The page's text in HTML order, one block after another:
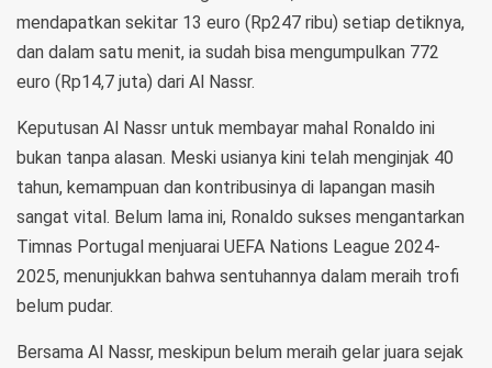
mendapatkan sekitar 13 euro (Rp247 ribu) setiap detiknya,
dan dalam satu menit, ia sudah bisa mengumpulkan 772
euro (Rp14,7 juta) dari Al Nassr.
Keputusan Al Nassr untuk membayar mahal Ronaldo ini
bukan tanpa alasan. Meski usianya kini telah menginjak 40
tahun, kemampuan dan kontribusinya di lapangan masih
sangat vital. Belum lama ini, Ronaldo sukses mengantarkan
Timnas Portugal menjuarai UEFA Nations League 2024-
2025, menunjukkan bahwa sentuhannya dalam meraih trofi
belum pudar.
Bersama Al Nassr, meskipun belum meraih gelar juara sejak